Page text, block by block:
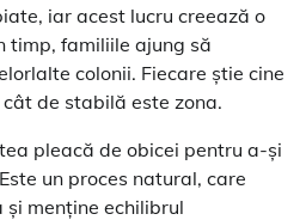
iar acest lucru creează o
timp, familiile ajung să
colonii. Fiecare știe cine
de stabilă este zona.
pleacă de obicei pentru a-și
un proces natural, care
menține echilibrul